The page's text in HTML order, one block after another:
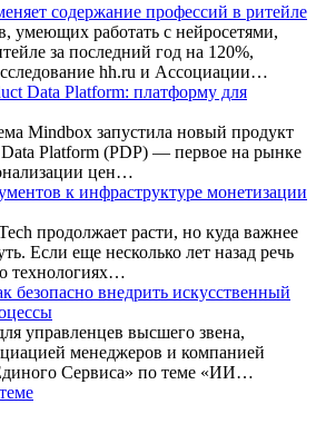
содержание профессий в ритейле
умеющих работать с нейросетями,
за последний год на 120%,
hh.ru и Ассоциации…
Data Platform: платформу для
Mindbox запустила новый продукт
Platform (PDP) — первое на рынке
цен…
к инфраструктуре монетизации
продолжает расти, но куда важнее
Если еще несколько лет назад речь
технологиях…
безопасно внедрить искусственный
управленцев высшего звена,
менеджеров и компанией
Сервиса» по теме «ИИ…